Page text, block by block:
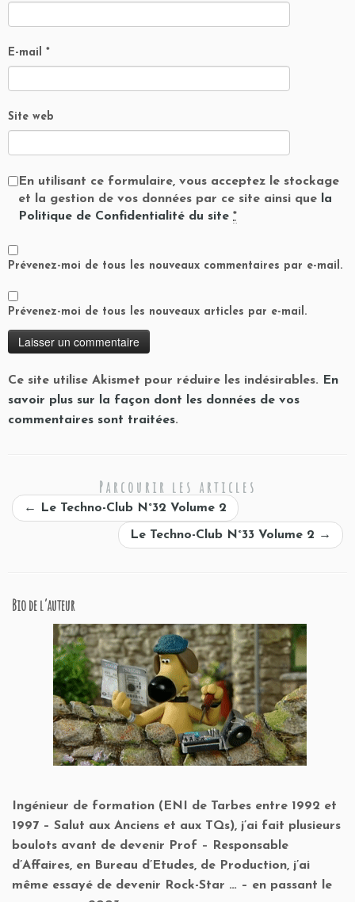
E-mail *
Site web
En utilisant ce formulaire, vous acceptez le stockage
et la gestion de vos données par ce site ainsi que la
Politique de Confidentialité du site *
Prévenez-moi de tous les nouveaux commentaires par e-mail.
Prévenez-moi de tous les nouveaux articles par e-mail.
Ce site utilise Akismet pour réduire les indésirables. En
savoir plus sur la façon dont les données de vos
commentaires sont traitées.
Parcourir les articles
← Le Techno-Club N°32 Volume 2
Le Techno-Club N°33 Volume 2 →
Bio de l’auteur
Ingénieur de formation (ENI de Tarbes entre 1992 et
1997 – Salut aux Anciens et aux TQs), j’ai fait plusieurs
boulots avant de devenir Prof – Responsable
d’Affaires, en Bureau d’Etudes, de Production, j’ai
même essayé de devenir Rock-Star … – en passant le